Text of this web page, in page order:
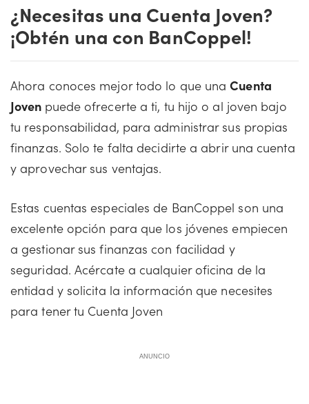
¿Necesitas una Cuenta Joven?
¡Obtén una con BanCoppel!
Ahora conoces mejor todo lo que unaCuenta
Joven puede ofrecerte a ti, tu hijo o al joven bajo
tu responsabilidad, para administrar sus propias
finanzas. Solo te falta decidirte a abrir una cuenta
y aprovechar sus ventajas.
Estas cuentas especiales de BanCoppel son una
excelente opción para que los jóvenes empiecen
a gestionar sus finanzas con facilidad y
seguridad. Acércate a cualquier oficina de la
entidad y solicita la información que necesites
para tener tu Cuenta Joven
ANUNCIO